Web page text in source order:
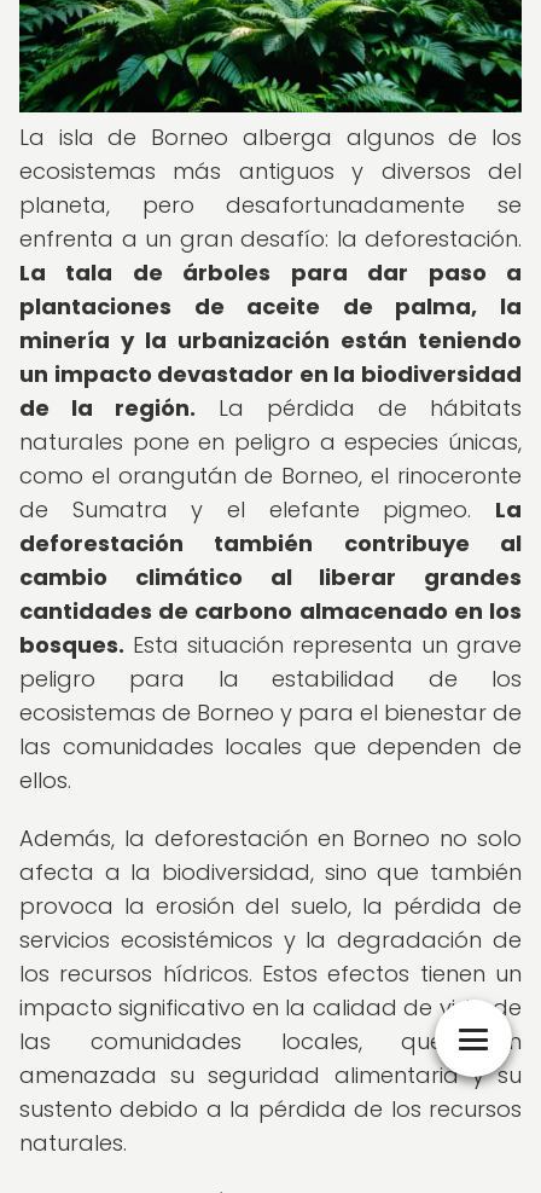
La isla de Borneo alberga algunos de los
ecosistemas más antiguos y diversos del
planeta, pero desafortunadamente se
enfrenta a un gran desafío: la deforestación.
La tala de árboles para dar paso a
plantaciones de aceite de palma, la
minería y la urbanización están teniendo
un impacto devastador en la biodiversidad
de la región. La pérdida de hábitats
naturales pone en peligro a especies únicas,
como el orangután de Borneo, el rinoceronte
de Sumatra y el elefante pigmeo. La
deforestación también contribuye al
cambio climático al liberar grandes
cantidades de carbono almacenado en los
bosques. Esta situación representa un grave
peligro para la estabilidad de los
ecosistemas de Borneo y para el bienestar de
las comunidades locales que dependen de
ellos.
Además, la deforestación en Borneo no solo
afecta a la biodiversidad, sino que también
provoca la erosión del suelo, la pérdida de
servicios ecosistémicos y la degradación de
los recursos hídricos. Estos efectos tienen un
impacto significativo en la calidad de vida de
las comunidades locales, que ven
amenazada su seguridad alimentaria y su
sustento debido a la pérdida de los recursos
naturales.